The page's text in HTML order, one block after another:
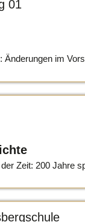
im
Zeit: 200 Jahre